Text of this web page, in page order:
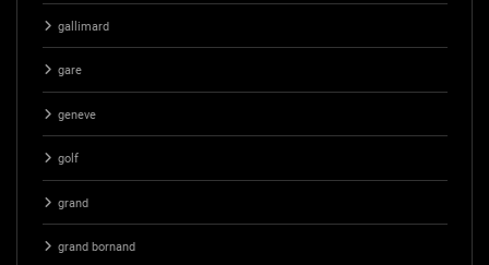
gallimard
gare
geneve
golf
grand
grand bornand